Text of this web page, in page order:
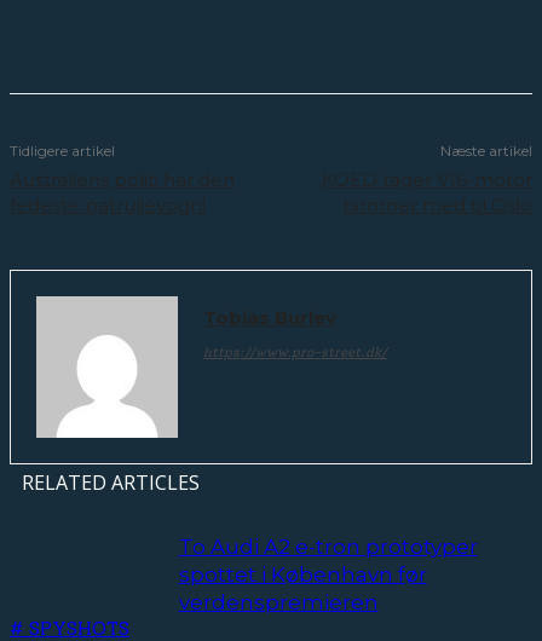
Tidligere artikel
Australiens politi har den
fedeste patruljevogn!
Næste artikel
KOED tager V16-motor
bimmer med til Oslo
Tobias Burlev
https://www.pro-street.dk/
RELATED ARTICLES
# SPYSHOTS
To Audi A2 e-tron prototyper
spottet i København før
verdenspremieren